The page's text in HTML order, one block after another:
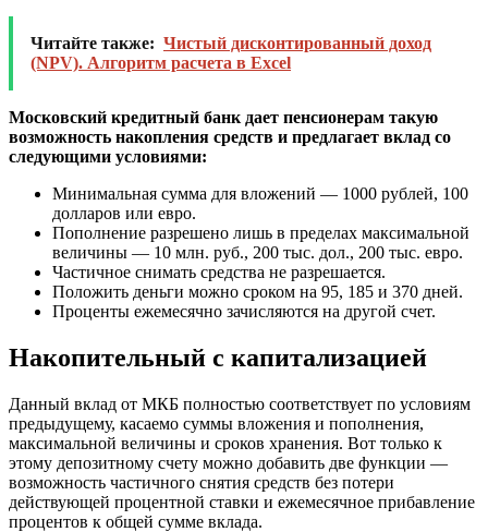
Читайте также: Чистый дисконтированный доход
(NPV). Алгоритм расчета в Excel
Московский кредитный банк дает пенсионерам такую
возможность накопления средств и предлагает вклад со
следующими условиями:
Минимальная сумма для вложений — 1000 рублей, 100
долларов или евро.
Пополнение разрешено лишь в пределах максимальной
величины — 10 млн. руб., 200 тыс. дол., 200 тыс. евро.
Частичное снимать средства не разрешается.
Положить деньги можно сроком на 95, 185 и 370 дней.
Проценты ежемесячно зачисляются на другой счет.
Накопительный с капитализацией
Данный вклад от МКБ полностью соответствует по условиям
предыдущему, касаемо суммы вложения и пополнения,
максимальной величины и сроков хранения. Вот только к
этому депозитному счету можно добавить две функции —
возможность частичного снятия средств без потери
действующей процентной ставки и ежемесячное прибавление
процентов к общей сумме вклада.